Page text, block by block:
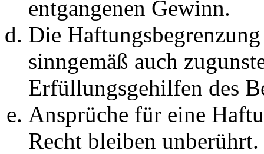
entgangenen Gewinn.
Die
sinngemäß auch
Erfüllungsgehilfen des
Ansprüche für eine
Recht bleiben unberührt.